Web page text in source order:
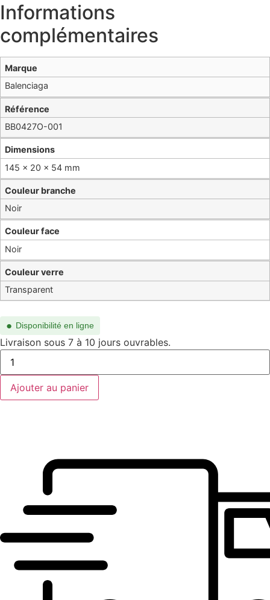
Informations
complémentaires
Référence
BB0427O-001
Dimensions
145 × 20 × 54 mm
Couleur branche
Noir
Couleur face
Noir
Couleur verre
Transparent
Marque
Balenciaga
● Disponibilité en ligne
Livraison sous 7 à 10 jours ouvrables.
quantité
BB0427O-
001Ajouter au panier